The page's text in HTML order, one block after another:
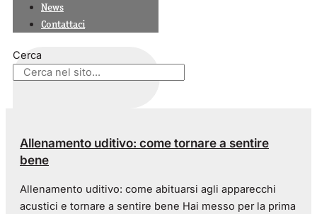
News
Contattaci
Cerca
Allenamento uditivo: come tornare a sentire
bene
Allenamento uditivo: come abituarsi agli apparecchi
acustici e tornare a sentire bene Hai messo per la prima